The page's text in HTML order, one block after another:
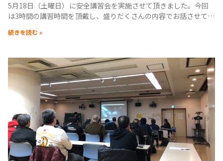
5月18日（土曜日）に安全講習会を実施させて頂きました。今回
は3時間の講習時間を頂戴し、盛りだくさんの内容でお話させて頂
転習慣を知るためのセルフチェック方法・３
続きを読む »